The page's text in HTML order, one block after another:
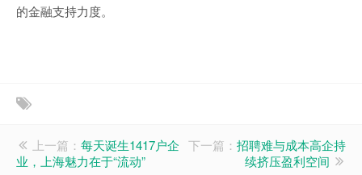
的金融支持力度。
上一篇： 每天诞生1417户企
业，上海魅力在于“流动”
下一篇： 招聘难与成本高企持
续挤压盈利空间